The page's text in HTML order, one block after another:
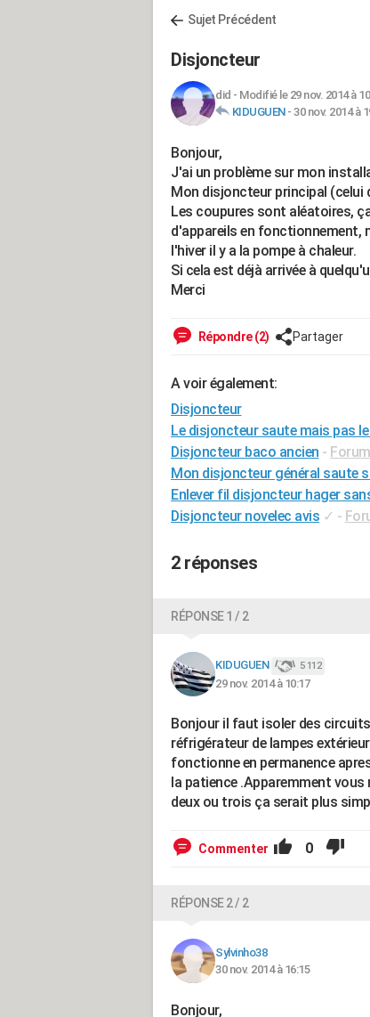
Sujet Précédent
Disjoncteur
did - Modifié le 29 nov. 2014 à
KIDUGUEN- 30 nov. 2014 à
Bonjour,
J'ai un problème sur mon
Mon disjoncteur principal (celui
Les coupures sont aléatoires,
d'appareils en fonctionnement,
l'hiver il y a la pompe à chaleur.
Si cela est déjà arrivée à
Merci
Répondre (2) Partager
A voir également:
Disjoncteur
Le disjoncteur saute mais pas
Disjoncteur baco ancien -
Mon disjoncteur général saute
Enlever fil disjoncteur hager
Disjoncteur novelec avis ✓ -
2 réponses
RÉPONSE 1 / 2
KIDUGUEN 5 112
29 nov. 2014 à 10:17
Bonjour il faut isoler des
réfrigérateur de lampes
fonctionne en permanence
la patience .Apparemment
deux ou trois ça serait plus
Commenter 0
RÉPONSE 2 / 2
Sylvinho38
30 nov. 2014 à 16:15
Bonjour,